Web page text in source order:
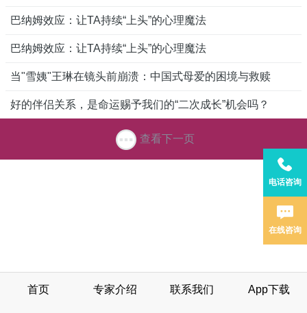
巴纳姆效应：让TA持续“上头”的心理魔法
巴纳姆效应：让TA持续“上头”的心理魔法
当"雪姨"王琳在镜头前崩溃：中国式母爱的困境与救赎
好的伴侣关系，是命运赐予我们的“二次成长”机会吗？
查看下一页
电话咨询
在线咨询
首页 专家介绍 联系我们 App下载